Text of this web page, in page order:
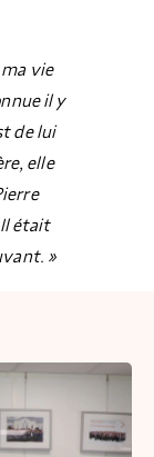
vie
il y
de lui
elle
Il était
»